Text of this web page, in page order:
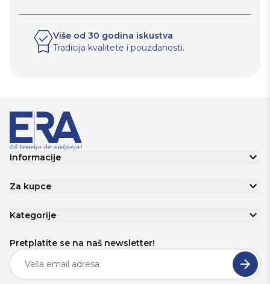
Više od 30 godina iskustva
Tradicija kvalitete i pouzdanosti.
Informacije
Za kupce
Kategorije
Pretplatite se na naš newsletter!